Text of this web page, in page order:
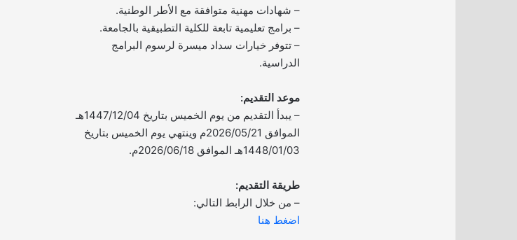
– شهادات مهنية متوافقة مع الأطر الوطنية.
– برامج تعليمية تابعة للكلية التطبيقية بالجامعة.
– تتوفر خيارات سداد ميسرة لرسوم البرامج
الدراسية.
موعد التقديم:
– يبدأ التقديم من يوم الخميس بتاريخ 1447/12/04هـ
الموافق 2026/05/21م وينتهي يوم الخميس بتاريخ
1448/01/03هـ الموافق 2026/06/18م.
طريقة التقديم:
– من خلال الرابط التالي:
اضغط هنا